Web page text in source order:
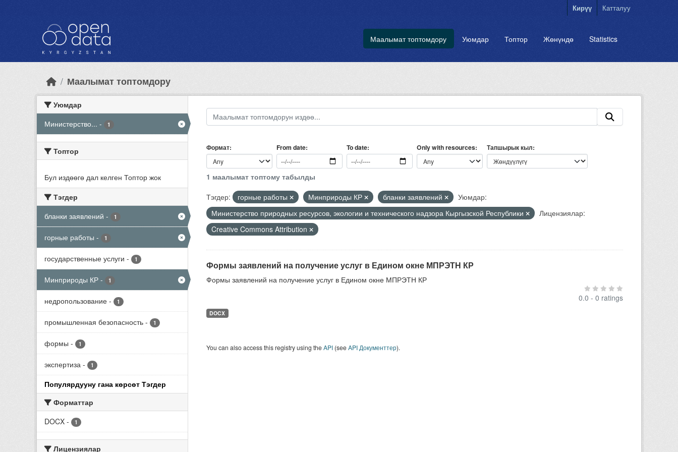
Кирүү Катталуу
Маалымат топтомдору Уюмдар Топтор Жөнүндө Statistics
Маалымат топтомдору
Уюмдар
Министерство... - 1
Топтор
Бул издөөгө дал келген Топтор жок
Тэгдер
бланки заявлений - 1
горные работы - 1
государственные услуги - 1
Минприроды КР - 1
недропользование - 1
промышленная безопасность - 1
формы - 1
экспертиза - 1
Популярдууну гана көрсөт Тэгдер
Форматтар
DOCX - 1
Лицензиялар
Формат From date To date Only with resources Тапшырык кыл
1 маалымат топтому табылды
Тэгдер:
горные работы Минприроды КР бланки заявлений
Уюмдар:
Министерство природных ресурсов, экологии и технического надзора Кыргызской Республики
Лицензиялар:
Creative Commons Attribution
Формы заявлений на получение услуг в Едином окне МПРЭТН КР
Формы заявлений на получение услуг в Едином окне МПРЭТН КР
0.0 - 0 ratings
DOCX
You can also access this registry using theAPI(seeAPI Документтер).